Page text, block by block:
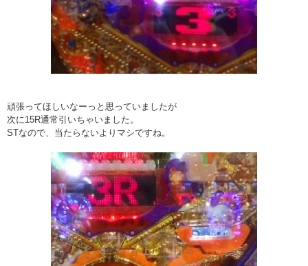
頑張ってほしいなーっと思っていましたが
次に15R通常引いちゃいました。
STなので、当たらないよりマシですね。